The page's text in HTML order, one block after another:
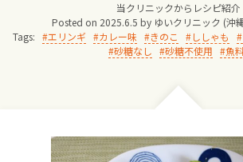
当クリニックからレシピ紹介
Posted on 2025.6.5 by ゆいクリニック (沖
Tags:
エリンギ カレー味 きのこ ししゃも
砂糖なし
砂糖不使用 魚
院長からのごあいさつ
妊婦健診